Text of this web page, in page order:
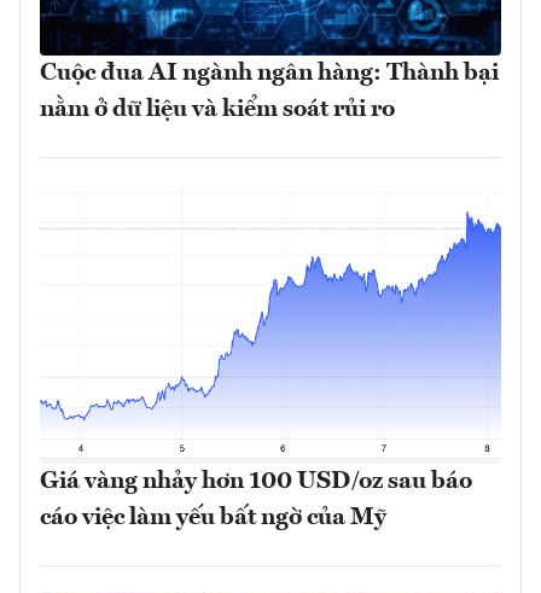
Cuộc đua AI ngành ngân hàng: Thành bại
nằm ở dữ liệu và kiểm soát rủi ro
Giá vàng nhảy hơn 100 USD/oz sau báo
cáo việc làm yếu bất ngờ của Mỹ